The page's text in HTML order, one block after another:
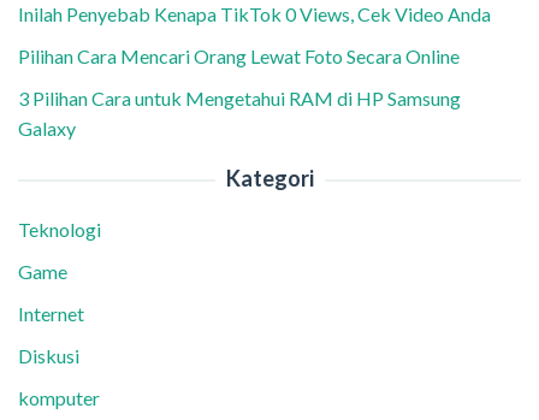
Inilah Penyebab Kenapa TikTok 0 Views, Cek Video Anda
Pilihan Cara Mencari Orang Lewat Foto Secara Online
3 Pilihan Cara untuk Mengetahui RAM di HP Samsung
Galaxy
Kategori
Teknologi
Game
Internet
Diskusi
komputer